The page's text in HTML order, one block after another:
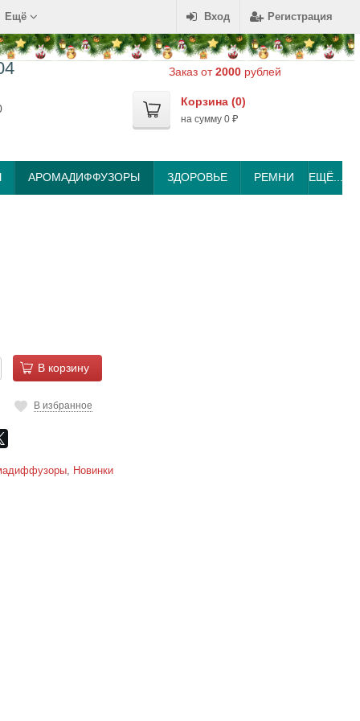
Вход Регистрация
Ещё
Заказ от2000 рублей
Корзина (0)
на сумму 0 ₽
АРОМАДИФФУЗОРЫ ЗДОРОВЬЕ РЕМНИ ЕЩЁ...
В корзину
В избранное
, Новинки